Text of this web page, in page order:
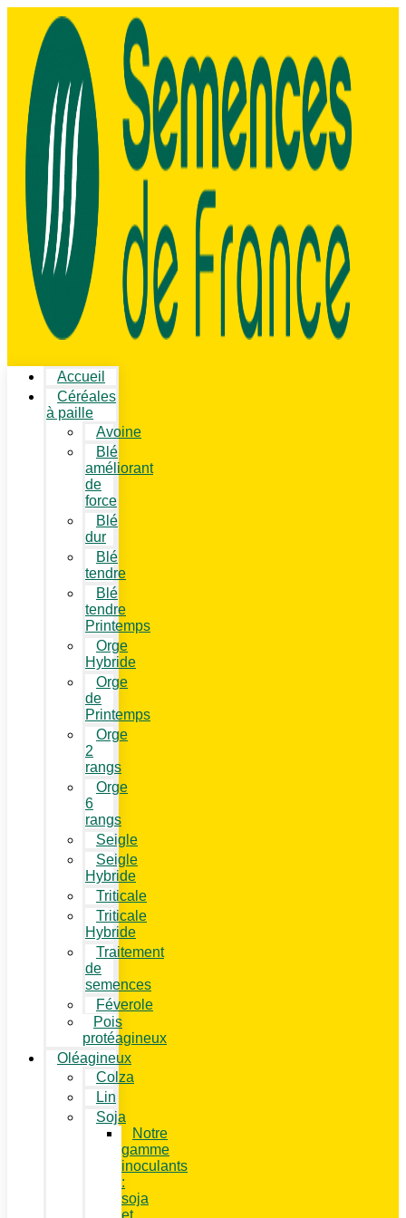
Accueil
Céréales
à paille
Avoine
Blé
améliorant
de
force
Blé
dur
Blé
tendre
Blé
tendre
Printemps
Orge
Hybride
Orge
de
Printemps
Orge
2
rangs
Orge
6
rangs
Seigle
Seigle
Hybride
Triticale
Triticale
Hybride
Traitement
de
semences
Féverole
Pois
protéagineux
Oléagineux
Colza
Lin
Soja
Notre
gamme
inoculants
:
soja
et